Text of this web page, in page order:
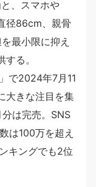
、スマホや
径86cm、親骨
最小限に抑え
る。
で2024年7月11
大きな注目を集
は完売。SNS
は100万を超え
キングでも2位